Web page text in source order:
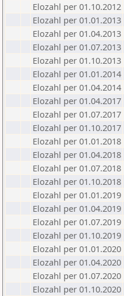
Elozahl per 01.10.2012
Elozahl per 01.01.2013
Elozahl per 01.04.2013
Elozahl per 01.07.2013
Elozahl per 01.10.2013
Elozahl per 01.01.2014
Elozahl per 01.04.2014
Elozahl per 01.04.2017
Elozahl per 01.07.2017
Elozahl per 01.10.2017
Elozahl per 01.01.2018
Elozahl per 01.04.2018
Elozahl per 01.07.2018
Elozahl per 01.10.2018
Elozahl per 01.01.2019
Elozahl per 01.04.2019
Elozahl per 01.07.2019
Elozahl per 01.10.2019
Elozahl per 01.01.2020
Elozahl per 01.04.2020
Elozahl per 01.07.2020
Elozahl per 01.10.2020